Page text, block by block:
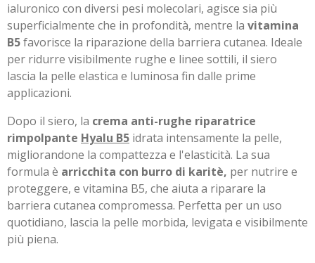
ialuronico con diversi pesi molecolari, agisce sia più
superficialmente che in profondità, mentre la vitamina
B5favorisce la riparazione della barriera cutanea. Ideale
per ridurre visibilmente rughe e linee sottili, il siero
lascia la pelle elastica e luminosa fin dalle prime
applicazioni.
Dopo il siero, la crema anti-rughe riparatrice
rimpolpante Hyalu B5 idrata intensamente la pelle,
migliorandone la compattezza e l'elasticità. La sua
formula è arricchita con burro di karitè, per nutrire e
proteggere, e vitamina B5, che aiuta a riparare la
barriera cutanea compromessa. Perfetta per un uso
quotidiano, lascia la pelle morbida, levigata e visibilmente
più piena.